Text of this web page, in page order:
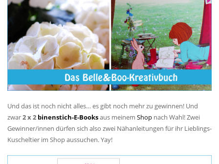
Und das ist noch nicht alles… es gibt noch mehr zu gewinnen! Und
zwar2 x 2 binenstich-E-Booksaus meinem Shop nach Wahl! Zwei
Gewinner/innen dürfen sich also zwei Nähanleitungen für ihr Lieblings-
Kuscheltier im Shop aussuchen. Yay!